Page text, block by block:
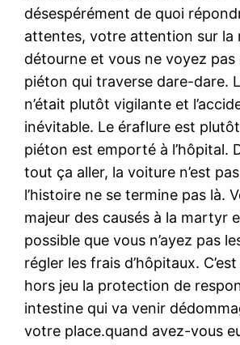
désespérément de quoi
attentes, votre attention sur la
détourne et vous ne voyez pas
piéton qui traverse dare-dare.
n’était plutôt vigilante et
inévitable. Le éraflure est
piéton est emporté à l’hôpital.
tout ça aller, la voiture n’est
l’histoire ne se termine pas là.
majeur des causés à la martyr
possible que vous n’ayez pas
régler les frais d’hôpitaux. C’est
hors jeu la protection de
intestine qui va venir
votre place.quand avez-vous